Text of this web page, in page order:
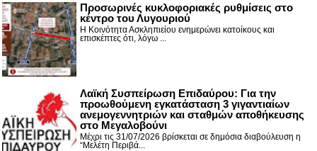
Προσωρινές κυκλοφοριακές ρυθμίσεις στο
κέντρο του Λυγουριού
Η Κοινότητα Ασκληπιείου ενημερώνει κατοίκους και
επισκέπτες ότι, λόγω ...
Λαϊκή Συσπείρωση Επιδαύρου: Για την
προωθούμενη εγκατάσταση 3 γιγαντιαίων
ανεμογεννητριών και σταθμών αποθήκευσης
στο Μεγαλοβούνι
Μέχρι τις 31/07/2026 βρίσκεται σε δημόσια διαβούλευση η
“Μελέτη Περιβά...